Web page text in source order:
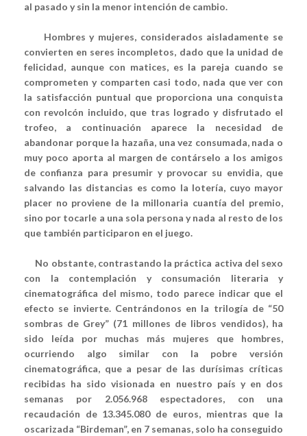
al pasado y sin la menor intención de cambio.
Hombres y mujeres, considerados aisladamente se
convierten en seres incompletos, dado que la unidad de
felicidad, aunque con matices, es la pareja cuando se
comprometen y comparten casi todo, nada que ver con
la satisfacción puntual que proporciona una conquista
con revolcón incluido, que tras logrado y disfrutado el
trofeo, a continuación aparece la necesidad de
abandonar porque la hazaña, una vez consumada, nada o
muy poco aporta al margen de contárselo a los amigos
de confianza para presumir y provocar su envidia, que
salvando las distancias es como la lotería, cuyo mayor
placer no proviene de la millonaria cuantía del premio,
sino por tocarle a una sola persona y nada al resto de los
que también participaron en el juego.
No obstante, contrastando la práctica activa del sexo
con la contemplación y consumación literaria y
cinematográfica del mismo, todo parece indicar que el
efecto se invierte. Centrándonos en la trilogía de “50
sombras de Grey” (71 millones de libros vendidos), ha
sido leída por muchas más mujeres que hombres,
ocurriendo algo similar con la pobre versión
cinematográfica, que a pesar de las durísimas críticas
recibidas ha sido visionada en nuestro país y en dos
semanas por 2.056.968 espectadores, con una
recaudación de 13.345.080 de euros, mientras que la
oscarizada “Birdeman”, en 7 semanas, solo ha conseguido